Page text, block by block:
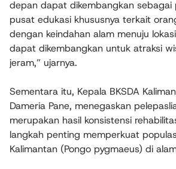
depan dapat dikembangkan
pusat edukasi khususnya terkait
dengan keindahan alam menuju
dapat dikembangkan untuk atraksi
jeram,” ujarnya.
Sementara itu, Kepala BKSDA
Dameria Pane, menegaskan
merupakan hasil konsistensi
langkah penting memperkuat
Kalimantan (Pongo pygmaeus) di